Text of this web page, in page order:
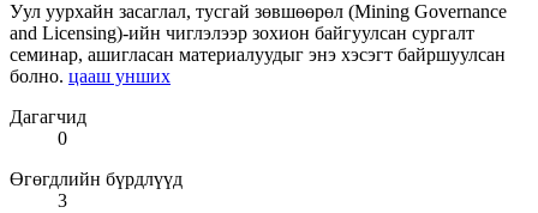
Уул уурхайн засаглал, тусгай зөвшөөрөл (Mining Governance
and Licensing)-ийн чиглэлээр зохион байгуулсан сургалт
семинар, ашигласан материалуудыг энэ хэсэгт байршуулсан
болно. цааш унших
Дагагчид
0
Өгөгдлийн бүрдлүүд
3